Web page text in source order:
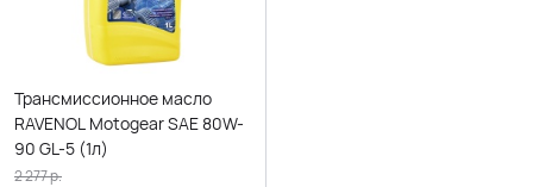
Трансмиссионное масло
RAVENOL Motogear SAE 80W-
90 GL-5 (1л)
2 277р.